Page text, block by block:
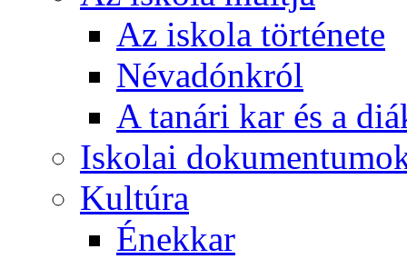
Az iskola története
Névadónkról
A tanári kar és a
Iskolai
Kultúra
Énekkar